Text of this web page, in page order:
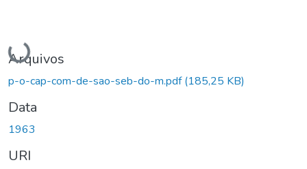
Carregando...
Arquivos
p-o-cap-com-de-sao-seb-do-m.pdf(185,25 KB)
Data
1963
URI